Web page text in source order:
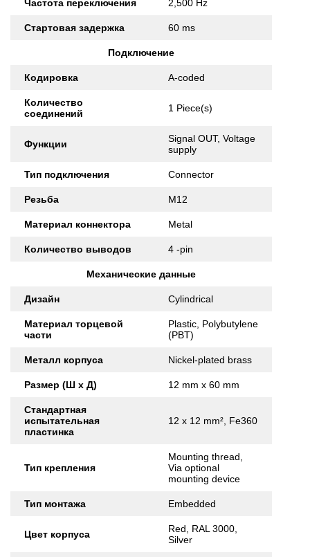
Частота переключения 2,500 Hz
Стартовая задержка 60 ms
Подключение
Кодировка A-coded
Количество
соединений
1 Piece(s)
Функции
Signal OUT, Voltage
supply
Тип подключения Connector
Резьба M12
Материал коннектора Metal
Количество выводов 4 -pin
Механические данные
Дизайн Cylindrical
Материал торцевой
части
Plastic, Polybutylene
(PBT)
Металл корпуса Nickel-plated brass
Размер (Ш x Д) 12 mm x 60 mm
Стандартная
испытательная
пластинка
12 x 12 mm², Fe360
Тип крепления
Mounting thread,
Via optional
mounting device
Тип монтажа Embedded
Цвет корпуса
Red, RAL 3000,
Silver